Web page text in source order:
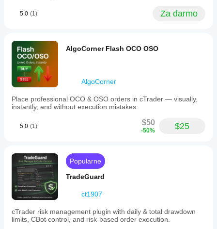
visibility
and
PnL
Studio.
It
is
designed
complement
PnL
by
offering
professional
risk
management
toolkit
that
covers
both
historical
performance
and
5.0 (1) Za darmo
AlgoCorner Flash OCO OSO
AlgoCorner
Place professional OCO & OSO orders in cTrader — visually,
instantly, and without execution mistakes.
5.0 (1) $50
-50% $25
Popularne
TradeGuard
ct1907
cTrader risk management plugin with daily & total drawdown
limits, CBot control, and risk-based order execution.